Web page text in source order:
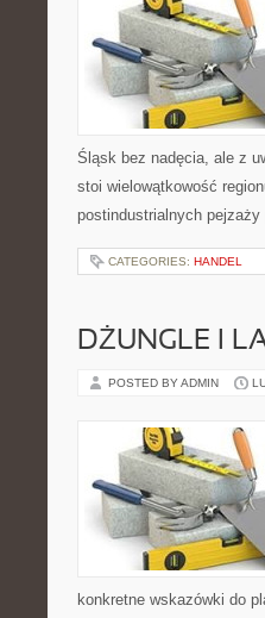
Śląsk bez nadęcia, ale z
stoi wielowątkowość
postindustrialnych
CATEGORIES: HANDEL
DŻUNGLE I
POSTED BY ADMIN
konkretne wskazówki do